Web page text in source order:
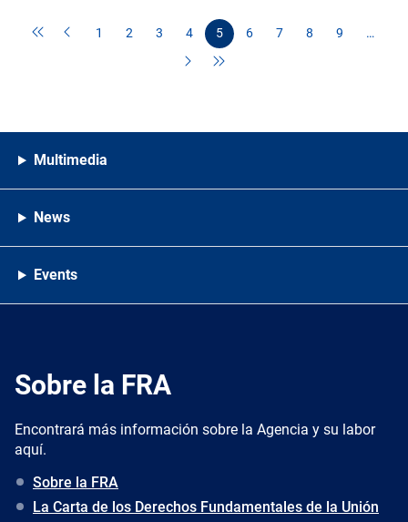
1 2 3 4 5 6 7 8 9 …
Multimedia
News
Events
Sobre la FRA
Encontrará más información sobre la Agencia y su labor
aquí.
Sobre la FRA
La Carta de los Derechos Fundamentales de la Unión